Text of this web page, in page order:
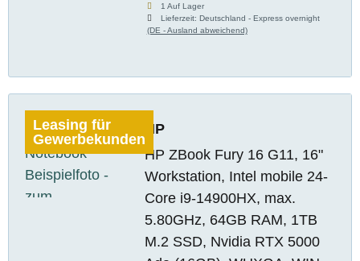
1 Auf Lager
Lieferzeit:Deutschland - Express overnight
(DE - Ausland abweichend)
Leasing für
Gewerbekunden
HP
HP ZBook Fury 16 G11, 16"
Workstation, Intel mobile 24-
Core i9-14900HX, max.
5.80GHz, 64GB RAM, 1TB
M.2 SSD, Nvidia RTX 5000